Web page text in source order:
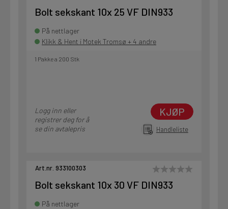
Bolt sekskant 10x 25 VF DIN933
På nettlager
Klikk & Hent i Motek Tromsø + 4 andre
1 Pakke a 200 Stk
Logg inn eller
registrer deg for å
se din avtalepris
KJØP
Handleliste
Art.nr. 933100303
Bolt sekskant 10x 30 VF DIN933
På nettlager